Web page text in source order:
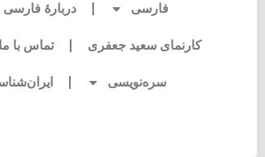
فارسی دربارۀ فارسی
کارنمای سعید جعفری تماس با ما
سره‌نویسی